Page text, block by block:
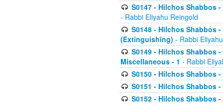
S0147 - Hilchos Shabbos
- Rabbi Eliyahu Reingold
S0148 - Hilchos Shabbos
(Extinguishing) - Rabbi
S0149 - Hilchos Shabbos
Miscellaneous - 1 - Rabbi
S0150 - Hilchos Shabbos
S0151 - Hilchos Shabbos
S0152 - Hilchos Shabbos